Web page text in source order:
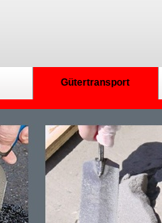
Gütertransport